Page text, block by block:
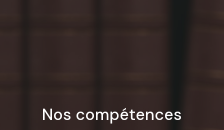
Nos compétences​